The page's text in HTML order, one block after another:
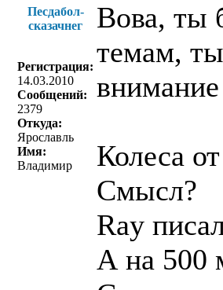
Песдабол-
сказачнег
Регистрация:
14.03.2010
Сообщений:
2379
Откуда:
Ярославль
Имя:
Владимир
Вова, ты
темам,
Колеса
Смысл?
Ray
А на 500